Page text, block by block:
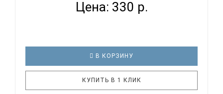
Цена: 330 р.
В КОРЗИНУ
КУПИТЬ В 1 КЛИК